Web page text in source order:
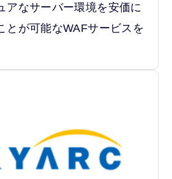
アなサーバー環境を安価に
とが可能なWAFサービスを